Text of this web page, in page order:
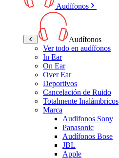
Audífonos
Audífonos
Ver todo en audífonos
In Ear
On Ear
Over Ear
Deportivos
Cancelación de Ruido
Totalmente Inalámbricos
Marca
Audifonos Sony
Panasonic
Audífonos Bose
JBL
Apple